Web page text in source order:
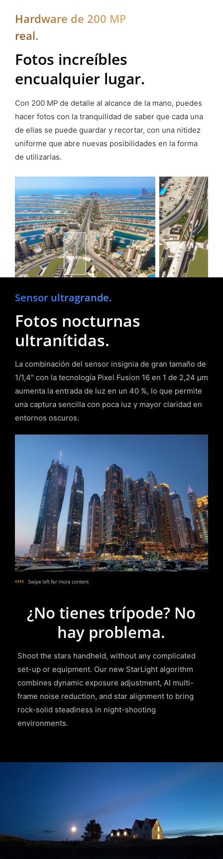
Hardware de 200 MP
real.
Fotos increíbles
encualquier lugar.
Con 200 MP de detalle al alcance de la mano, puedes
hacer fotos con la tranquilidad de saber que cada una
de ellas se puede guardar y recortar, con una nitidez
uniforme que abre nuevas posibilidades en la forma
de utilizarlas.
Sensor ultragrande.
Fotos nocturnas
ultranítidas.
La combinación del sensor insignia de gran tamaño de
1/1,4" con la tecnología Pixel Fusion 16 en 1 de 2,24 μm
aumenta la entrada de luz en un 40 %, lo que permite
una captura sencilla con poca luz y mayor claridad en
entornos oscuros.
¿No tienes trípode? No
hay problema.
Shoot the stars handheld, without any complicated
set-up or equipment. Our new StarLight algorithm
combines dynamic exposure adjustment, AI multi-
frame noise reduction, and star alignment to bring
rock-solid steadiness in night-shooting
environments.